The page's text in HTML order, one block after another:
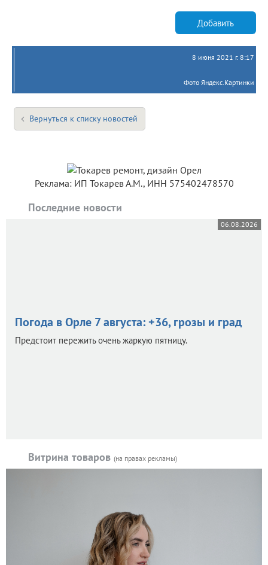
Добавить
8 июня 2021 г. 8:17
Фото Яндекс.Картинки
Вернуться к списку новостей
Реклама: ИП Токарев А.М., ИНН 575402478570
Последние новости
06.08.2026
Погода в Орле 7 августа: +36, грозы и град
Предстоит пережить очень жаркую пятницу.
Витрина товаров (на правах рекламы)